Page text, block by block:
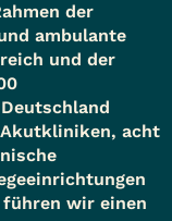
der
ambulante
und der
acht
wir einen